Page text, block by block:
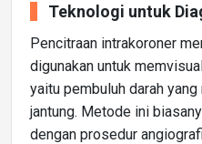
Teknologi untuk
Pencitraan intrakoroner
digunakan untuk
yaitu pembuluh darah
jantung. Metode ini
dengan prosedur